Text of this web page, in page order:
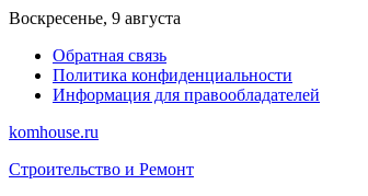
Перейти
содержимому
Воскресенье, 9 августа
Обратная связь
Политика конфиденциальности
Информация для правообладателей
komhouse.ru
Строительство и Ремонт